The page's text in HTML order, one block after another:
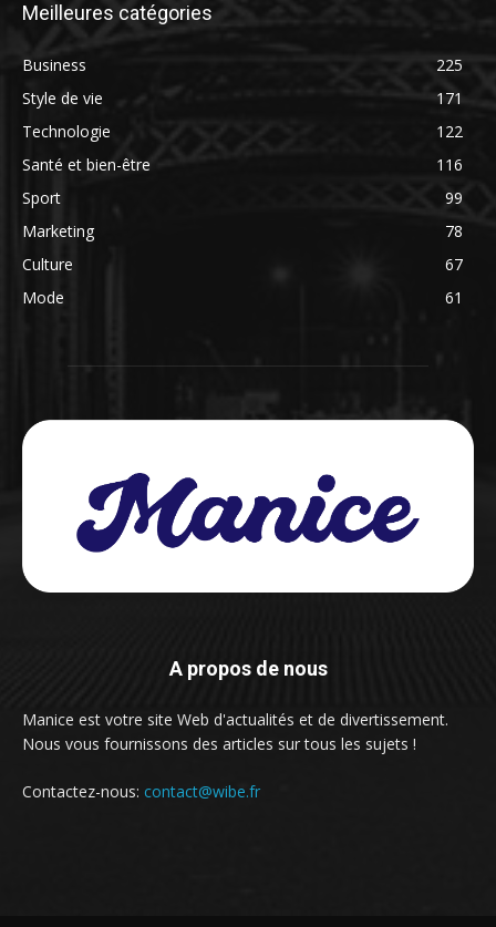
Meilleures catégories
Business
225
Style de vie
171
Technologie
122
Santé et bien-être
116
Sport
99
Marketing
78
Culture
67
Mode
61
A propos de nous
Manice est votre site Web d'actualités et de divertissement.
Nous vous fournissons des articles sur tous les sujets !
Contactez-nous: contact@wibe.fr